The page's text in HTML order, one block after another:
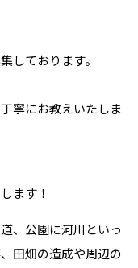
しております。
寧にお教えいたしま
ます！
、公園に河川といっ
田畑の造成や周辺の